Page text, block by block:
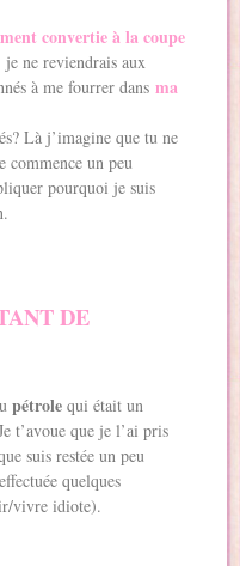
convertie à la coupe
ne reviendrais aux
à me fourrer dans ma
Là j’imagine que tu ne
commence un peu
pourquoi je suis
DE
pétrole qui était un
t’avoue que je l’ai pris
suis restée un peu
quelques
vivre idiote).